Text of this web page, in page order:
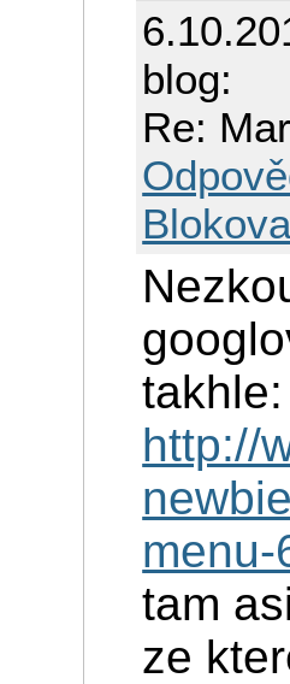
blog:
Re:
takhle:
http://
tam
ze